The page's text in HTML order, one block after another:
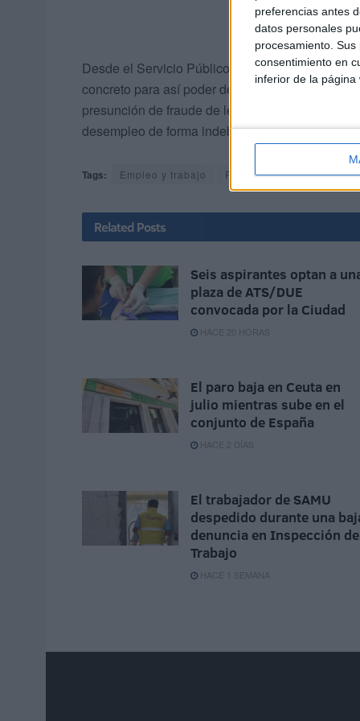
preferencias antes
datos personales
procesamiento.
consentimiento en
inferior de la página
Desde el Servicio Público de Empleo Estatal
concreto para así poder determinar “si hay
presunción de fraude de ley en la última
desempleo de forma indebida”.
Tags: Empleo y trabajo Paro Servicio Público
Related Posts
Seis aspirantes optan a
plaza de ATS/DUE
convocada por la Ciudad
HACE 20 HORAS
El paro baja en Ceuta en
julio mientras sube en el
conjunto de España
HACE 2 DÍAS
El trabajador de SAMU
despedido durante una
denuncia en Inspección de
Trabajo
HACE 1 SEMANA